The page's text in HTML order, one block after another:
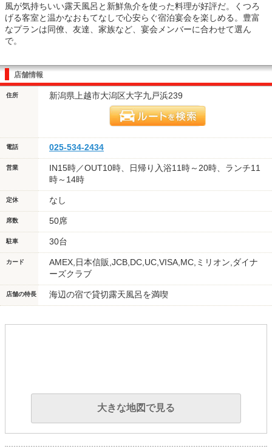
風が気持ちいい露天風呂と新鮮魚介を使った料理が好評だ。くつろ
げる客室と温かなおもてなしで心安らぐ宿泊宴会を楽しめる。豊富
なプランは同僚、友達、家族など、宴会メンバーに合わせて選ん
で。
店舗情報
住所 新潟県上越市大潟区大字九戸浜239
電話 025-534-2434
営業
IN15時／OUT10時、日帰り入浴11時～20時、ランチ11
時～14時
定休 なし
席数 50席
駐車 30台
カード
AMEX,日本信販,JCB,DC,UC,VISA,MC,ミリオン,ダイナ
ーズクラブ
店舗の特長 海辺の宿で貸切露天風呂を満喫
大きな地図で見る